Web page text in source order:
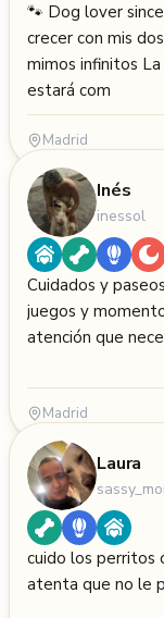
🐾 Dog lover
crecer con mis
mimos infinitos
estará com
Madrid
Inés
inessol
Cuidados y
juegos y
atención que
Madrid
Laura
cuido los perritos como si fueran mío con mucho cariño y muy
atenta que no le